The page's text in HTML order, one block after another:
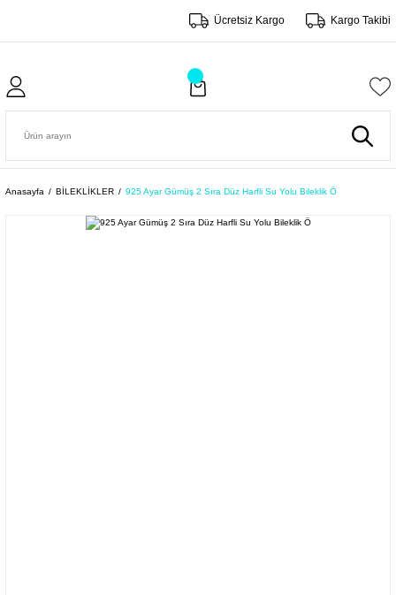
Ücretsiz Kargo Kargo Takibi
Anasayfa BİLEKLİKLER 925 Ayar Gümüş 2 Sıra Düz Harfli Su Yolu Bileklik Ö